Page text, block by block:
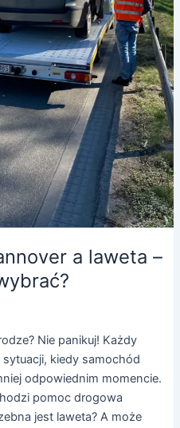
a laweta –
Nie panikuj! Każdy
sytuacji, kiedy samochód
odpowiednim momencie.
pomoc drogowa
jest laweta? A może